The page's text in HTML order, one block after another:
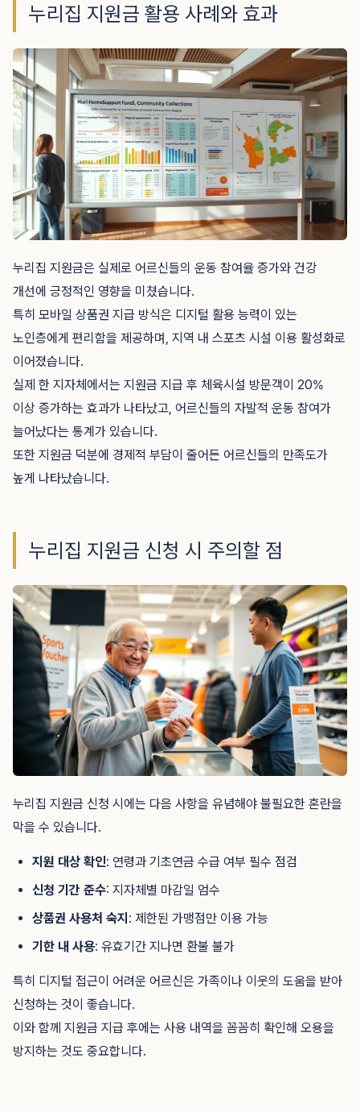
누리집 지원금 활용 사례와 효과
누리집 지원금은 실제로 어르신들의 운동 참여율 증가와 건강
개선에 긍정적인 영향을 미쳤습니다.
특히 모바일 상품권 지급 방식은 디지털 활용 능력이 있는
노인층에게 편리함을 제공하며, 지역 내 스포츠 시설 이용 활성화로
이어졌습니다.
실제 한 지자체에서는 지원금 지급 후 체육시설 방문객이 20%
이상 증가하는 효과가 나타났고, 어르신들의 자발적 운동 참여가
늘어났다는 통계가 있습니다.
또한 지원금 덕분에 경제적 부담이 줄어든 어르신들의 만족도가
높게 나타났습니다.
누리집 지원금 신청 시 주의할 점
누리집 지원금 신청 시에는 다음 사항을 유념해야 불필요한 혼란을
막을 수 있습니다.
지원 대상 확인: 연령과 기초연금 수급 여부 필수 점검
신청 기간 준수: 지자체별 마감일 엄수
상품권 사용처 숙지 : 제한된 가맹점만 이용 가능
기한 내 사용: 유효기간 지나면 환불 불가
특히 디지털 접근이 어려운 어르신은 가족이나 이웃의 도움을 받아
신청하는 것이 좋습니다.
이와 함께 지원금 지급 후에는 사용 내역을 꼼꼼히 확인해 오용을
방지하는 것도 중요합니다.